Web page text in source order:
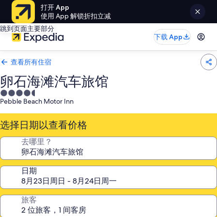
打开 App
使用 App 解锁折扣立减
跳到页面主要部分
下载 App
查看所有住宿
卵石海滩汽车旅馆
4.5
星
住
宿
Pebble Beach Motor Inn
选择日期以查看价格
去哪里？
日期
旅客